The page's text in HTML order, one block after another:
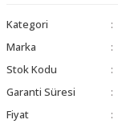
Kategori
Marka
Stok Kodu
Garanti Süresi
Fiyat